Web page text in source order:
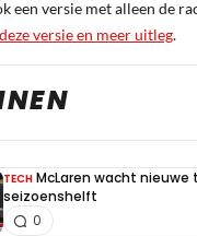
een versie met alleen de
versie en meer uitleg.
TECH McLaren wacht
seizoenshelft
0